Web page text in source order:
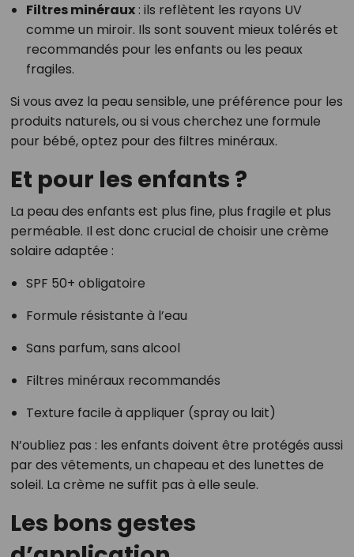
Filtres minéraux: ils reflètent les rayons UV
comme un miroir. Ils sont souvent mieux tolérés et
recommandés pour les enfants ou les peaux
fragiles.
Si vous avez la peau sensible, une préférence pour les
produits naturels, ou si vous cherchez une formule
pour bébé, optez pour des filtres minéraux.
Et pour les enfants ?
La peau des enfants est plus fine, plus fragile et plus
perméable. Il est donc crucial de choisir une crème
solaire adaptée :
SPF 50+ obligatoire
Formule résistante à l’eau
Sans parfum, sans alcool
Filtres minéraux recommandés
Texture facile à appliquer (spray ou lait)
N’oubliez pas : les enfants doivent être protégés aussi
par des vêtements, un chapeau et des lunettes de
soleil. La crème ne suffit pas à elle seule.
Les bons gestes